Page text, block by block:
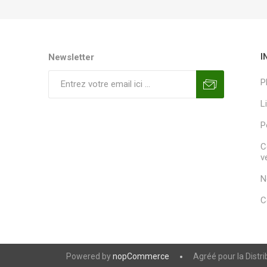
Newsletter
Powered bynopCommerce Agréé pour la